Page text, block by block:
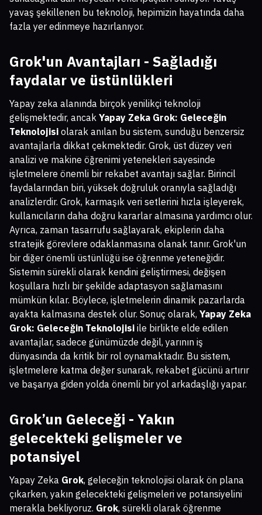
yavaş şekillenen bu teknoloji, hepimizin hayatında daha
fazla yer edinmeye hazırlanıyor.
Grok'un Avantajları - Sağladığı
faydalar ve üstünlükleri
Yapay zeka alanında birçok yenilikçi teknoloji
gelişmektedir, ancak Yapay Zeka Grok: Geleceğin
Teknolojisi olarak anılan bu sistem, sunduğu benzersiz
avantajlarla dikkat çekmektedir. Grok, üst düzey veri
analizi ve makine öğrenimi yetenekleri sayesinde
işletmelere önemli bir rekabet avantajı sağlar. Birincil
faydalarından biri, yüksek doğruluk oranıyla sağladığı
analizlerdir. Grok, karmaşık veri setlerini hızla işleyerek,
kullanıcıların daha doğru kararlar almasına yardımcı olur.
Ayrıca, zaman tasarrufu sağlayarak, ekiplerin daha
stratejik görevlere odaklanmasına olanak tanır. Grok'un
bir diğer önemli üstünlüğü ise öğrenme yeteneğidir.
Sistemin sürekli olarak kendini geliştirmesi, değişen
koşullara hızlı bir şekilde adaptasyon sağlamasını
mümkün kılar. Böylece, işletmelerin dinamik pazarlarda
ayakta kalmasına destek olur. Sonuç olarak, Yapay Zeka
Grok: Geleceğin Teknolojisi ile birlikte elde edilen
avantajlar, sadece günümüzde değil, yarının iş
dünyasında da kritik bir rol oynamaktadır. Bu sistem,
işletmelere katma değer sunarak, rekabet gücünü artırır
ve başarıya giden yolda önemli bir yol arkadaşlığı yapar.
Grok’un Geleceği - Yakın
gelecekteki gelişmeler ve
potansiyel
Yapay Zeka Grok, geleceğin teknolojisi olarak ön plana
çıkarken, yakın gelecekteki gelişmeleri ve potansiyelini
merakla bekliyoruz. Grok, sürekli olarak öğrenme